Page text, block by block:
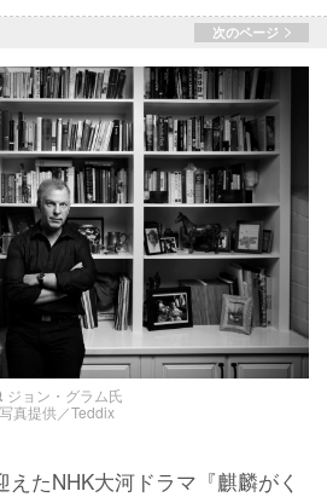
次のページ
ジョン・グラム氏
写真提供／Teddix
たNHK大河ドラマ『麒麟がく